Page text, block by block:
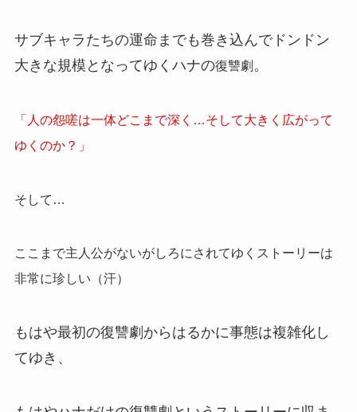
サブキャラたちの運命までも巻き込んでドンドン
大きな規模となってゆくハナの復讐劇 。
「人の怨嗟は一体どこまで深く…そして大きく広がって
ゆくのか？」
そして…
ここまで主人公がないがしろにされてゆくストーリーは
非常に珍しい（汗）
もはや最初の復讐劇からはるかに事態は複雑化し
てゆき、